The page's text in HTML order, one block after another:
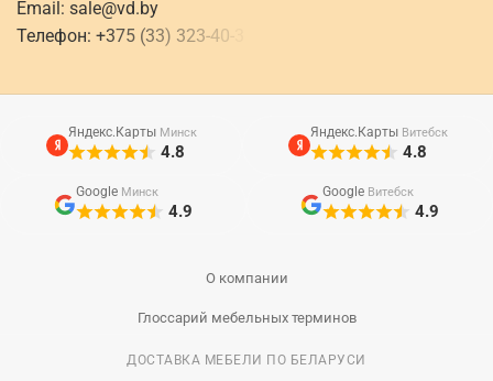
Email: sale@vd.by
Телефон: +375 (33) 323-40-
Яндекс.Карты Минск
4.8
Яндекс.Карты Витебск
4.8
Google Минск
4.9
Google Витебск
4.9
О компании
Глоссарий мебельных терминов
ДОСТАВКА МЕБЕЛИ ПО БЕЛАРУСИ